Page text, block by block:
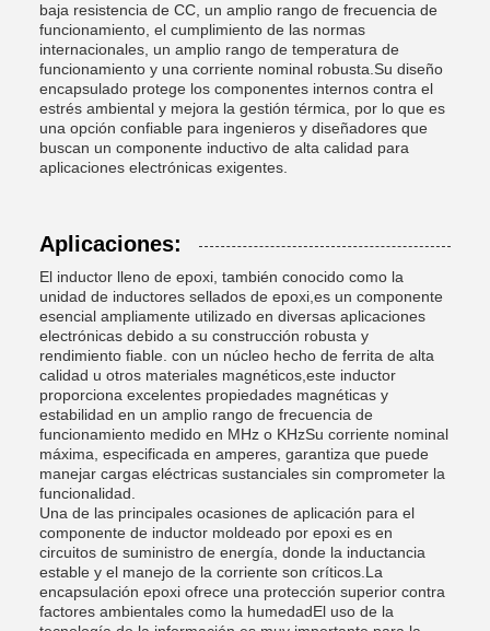
baja resistencia de CC, un amplio rango de frecuencia de
funcionamiento, el cumplimiento de las normas
internacionales, un amplio rango de temperatura de
funcionamiento y una corriente nominal robusta.Su diseño
encapsulado protege los componentes internos contra el
estrés ambiental y mejora la gestión térmica, por lo que es
una opción confiable para ingenieros y diseñadores que
buscan un componente inductivo de alta calidad para
aplicaciones electrónicas exigentes.
Aplicaciones:
El inductor lleno de epoxi, también conocido como la
unidad de inductores sellados de epoxi,es un componente
esencial ampliamente utilizado en diversas aplicaciones
electrónicas debido a su construcción robusta y
rendimiento fiable. con un núcleo hecho de ferrita de alta
calidad u otros materiales magnéticos,este inductor
proporciona excelentes propiedades magnéticas y
estabilidad en un amplio rango de frecuencia de
funcionamiento medido en MHz o KHzSu corriente nominal
máxima, especificada en amperes, garantiza que puede
manejar cargas eléctricas sustanciales sin comprometer la
funcionalidad.
Una de las principales ocasiones de aplicación para el
componente de inductor moldeado por epoxi es en
circuitos de suministro de energía, donde la inductancia
estable y el manejo de la corriente son críticos.La
encapsulación epoxi ofrece una protección superior contra
factores ambientales como la humedadEl uso de la